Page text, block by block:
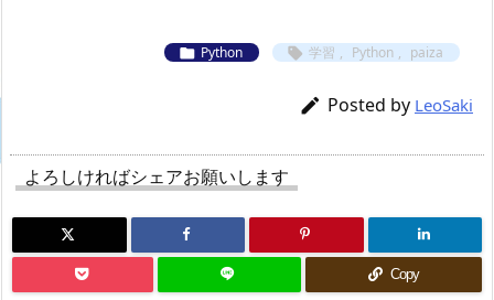
 Python  学習 , Python , paiza
 Posted by LeoSaki
よろしければシェアお願いします
Copy